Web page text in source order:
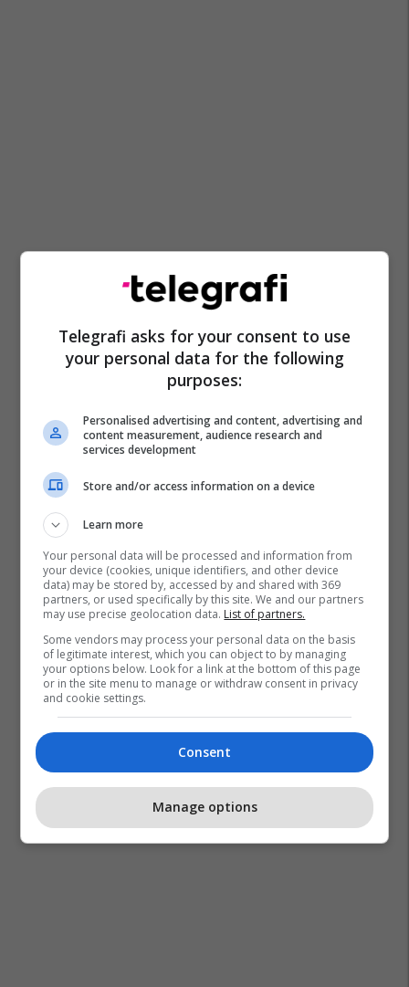
Telegrafi asks for your consent to use
your personal data for the following
purposes:
Personalised advertising and content, advertising and
content measurement, audience research and
services development
Store and/or access information on a device
Learn more
Your personal data will be processed and information from
your device (cookies, unique identifiers, and other device
data) may be stored by, accessed by and shared with 369
partners, or used specifically by this site. We and our partners
may use precise geolocation data. List of partners.
Some vendors may process your personal data on the basis
of legitimate interest, which you can object to by managing
your options below. Look for a link at the bottom of this page
or in the site menu to manage or withdraw consent in privacy
and cookie settings.
Consent
Manage options